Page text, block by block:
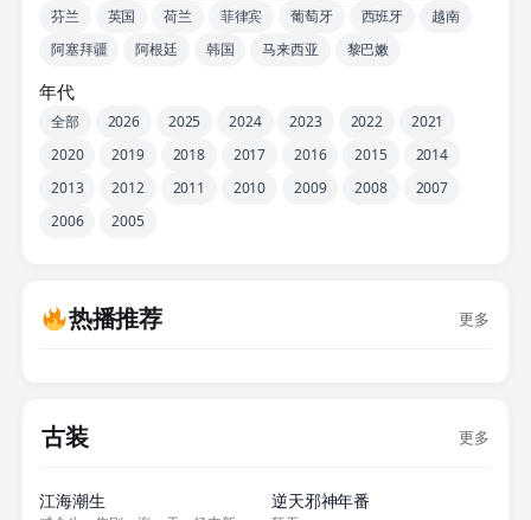
芬兰
英国 荷兰 菲律宾 葡萄牙 西班牙
越南
阿塞拜疆
阿根廷 韩国 马来西亚 黎巴嫩
年代
全部 2026 2025 2024 2023 2022
2021
2020
2019 2018 2017 2016 2015
2014
2013
2012 2011 2010 2009 2008
2007
2006
2005
热播推荐 更多
古装 更多
江海潮生 逆天邪神年番